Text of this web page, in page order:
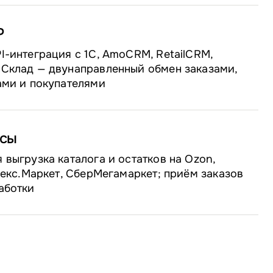
интеграция с 1С, AmoCRM, RetailCRM,
— двунаправленный обмен заказами,
и покупателями
каталога и остатков на Ozon,
СберМегамаркет; приём заказов